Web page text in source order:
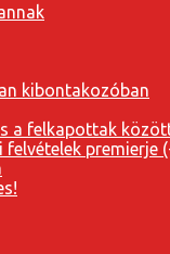
kibontakozóban
a felkapottak
premierje